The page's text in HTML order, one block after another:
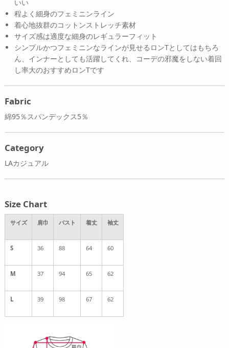
いい
程よく細身のフェミニンライン
着心地抜群のコットンストレッチ素材
サイズ感は適度な細身のレギュラーフィット
シンプルかつフェミニンなラインが見せるロンTとしてはもちろ
ん、インナーとしても活躍してくれ、コーデの邪魔をしない着回
し率大のおすすめロンTです
Fabric
綿95％スパンデックス5％
Category
LAカジュアル
Size Chart
サイズ 肩巾 バスト 着丈 袖丈
S 36 88 64 60
M 37 94 65 62
L 39 98 67 62